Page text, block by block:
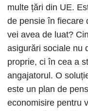
multe țări din UE.
de pensie în fiecare
vei avea de luat?
asigurări sociale nu
proprie, ci în cea a
angajatorul. O
este un plan de
economisire pentru